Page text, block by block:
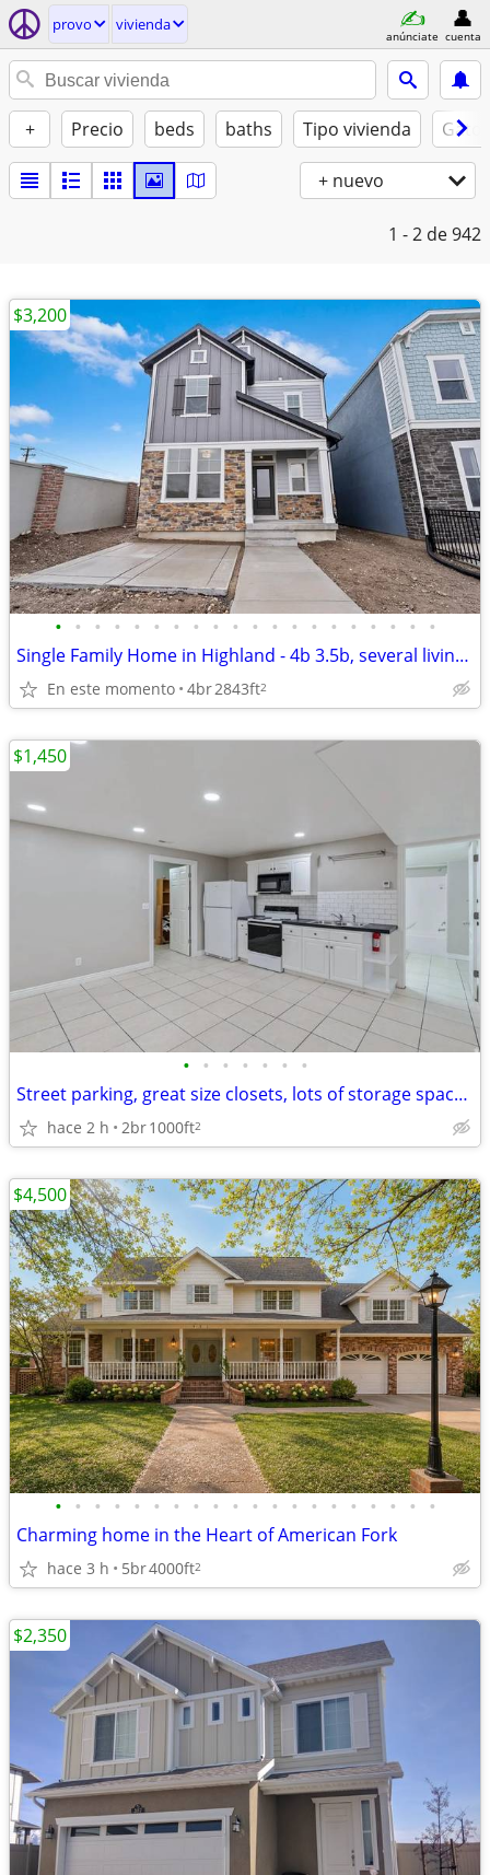
provo vivienda
anúnciate cuenta
+ Precio beds baths Tipo vivienda
+ nuevo
1 - 2 de 942
• • • • • • • • • • • • • • • • • • • •
Single Family Home in Highland - 4b 3.5b, several living spaces for a
En este momento 4br2843ft2
$3,200
• • • • • • •
Street parking, great size closets, lots of storage space! The bathroo
hace 2 h 2br1000ft2
$1,450
• • • • • • • • • • • • • • • • • • • •
Charming home in the Heart of American Fork
hace 3 h 5br4000ft2
$4,500
$2,350